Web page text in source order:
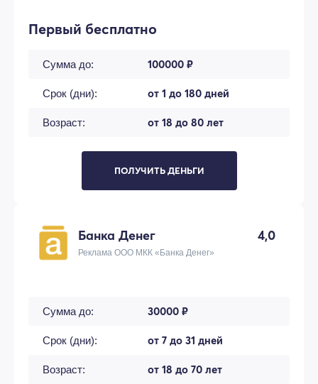
Первый бесплатно
Сумма до: 100000 ₽
Срок (дни): от 1 до 180 дней
Возраст: от 18 до 80 лет
ПОЛУЧИТЬ ДЕНЬГИ
Банка Денег 4,0
Реклама ООО МКК «Банка Денег»
Сумма до: 30000 ₽
Срок (дни): от 7 до 31 дней
Возраст: от 18 до 70 лет